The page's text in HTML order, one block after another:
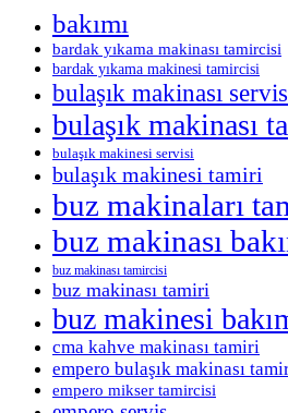
bakımı
bardak yıkama makinası tamircisi
bardak yıkama makinesi tamircisi
bulaşık makinası
bulaşık makinası
bulaşık makinesi servisi
bulaşık makinesi tamiri
buz makinaları
buz makinası
buz makinası tamircisi
buz makinası tamiri
buz makinesi
cma kahve makinası tamiri
empero bulaşık makinası
empero mikser tamircisi